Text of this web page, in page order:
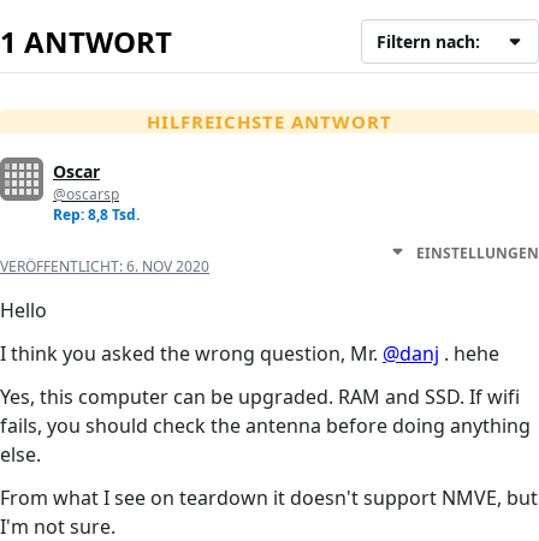
1 ANTWORT Filtern nach:
HILFREICHSTE ANTWORT
Oscar
@oscarsp
Rep: 8,8 Tsd.
VERÖFFENTLICHT:6. NOV 2020
EINSTELLUNGEN
Hello
I think you asked the wrong question, Mr. @danj . hehe
Yes, this computer can be upgraded. RAM and SSD. If wifi
fails, you should check the antenna before doing anything
else.
From what I see on teardown it doesn't support NMVE, but
I'm not sure.